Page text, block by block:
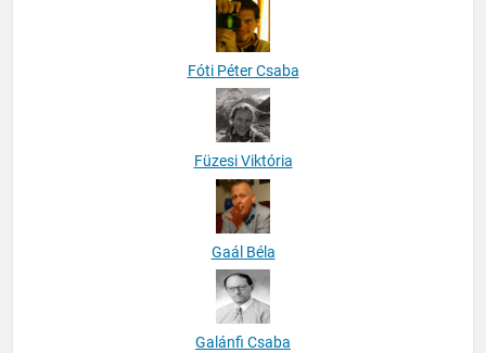
Fóti Péter Csaba
Füzesi Viktória
Gaál Béla
Galánfi Csaba